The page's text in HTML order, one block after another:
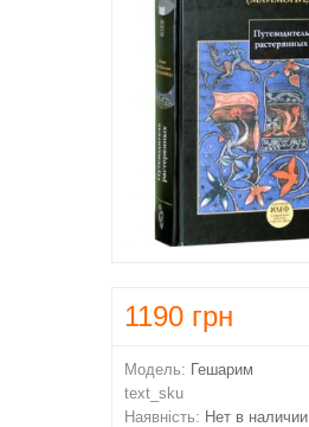
1190 грн
Модель: Гешарим
text_sku
Наявність: Нет в наличии